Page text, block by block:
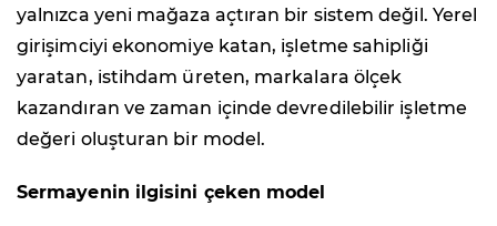
yalnızca yeni mağaza açtıran bir sistem değil. Yerel
girişimciyi ekonomiye katan, işletme sahipliği
yaratan, istihdam üreten, markalara ölçek
kazandıran ve zaman içinde devredilebilir işletme
değeri oluşturan bir model.
Sermayenin ilgisini çeken model